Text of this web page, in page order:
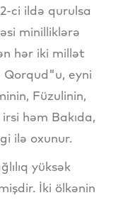
ci ildə qurulsa
minilliklərə
hər iki millət
eyni
Füzulinin,
həm Bakıda,
ilə oxunur.
yüksək
İki ölkənin